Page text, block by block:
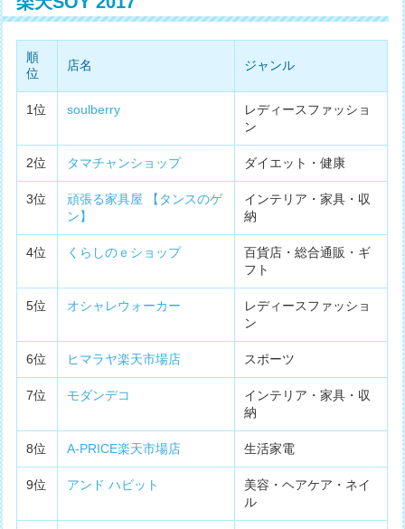
順
位
店名 ジャンル
1位 soulberry
レディースファッショ
ン
2位 タマチャンショップ ダイエット・健康
3位
頑張る家具屋 【タンスのゲ
ン】
インテリア・家具・収
納
4位 くらしのｅショップ
百貨店・総合通販・ギ
フト
5位 オシャレウォーカー
レディースファッショ
ン
6位 ヒマラヤ楽天市場店 スポーツ
7位 モダンデコ
インテリア・家具・収
納
8位 A-PRICE楽天市場店 生活家電
9位 アンド ハビット
美容・ヘアケア・ネイ
ル